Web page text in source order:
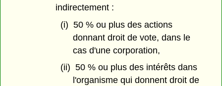
indirectement :
(i) 50 % ou plus des actions
donnant droit de vote, dans le
cas d'une corporation,
(ii) 50 % ou plus des intérêts dans
l'organisme qui donnent droit de